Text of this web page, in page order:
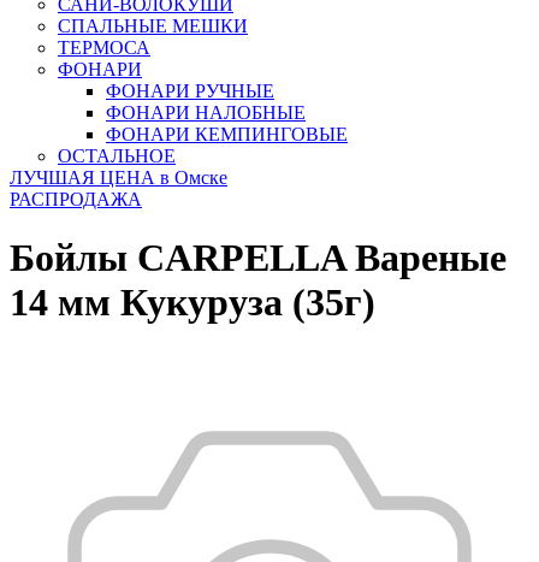
САНИ-ВОЛОКУШИ
СПАЛЬНЫЕ МЕШКИ
ТЕРМОСА
ФОНАРИ
ФОНАРИ РУЧНЫЕ
ФОНАРИ НАЛОБНЫЕ
ФОНАРИ КЕМПИНГОВЫЕ
ОСТАЛЬНОЕ
ЛУЧШАЯ ЦЕНА в Омске
РАСПРОДАЖА
Бойлы CARPELLA Вареные
14 мм Кукуруза (35г)